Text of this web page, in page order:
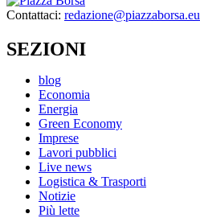
Contattaci: redazione@piazzaborsa.eu
SEZIONI
blog
Economia
Energia
Green Economy
Imprese
Lavori pubblici
Live news
Logistica & Trasporti
Notizie
Più lette